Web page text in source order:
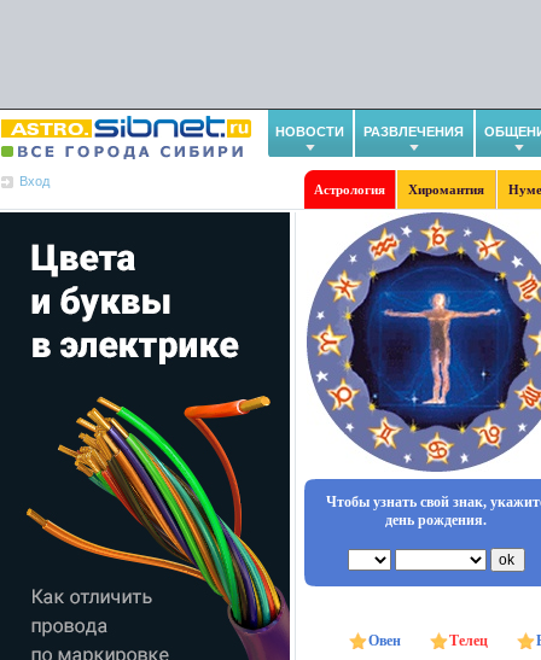
НОВОСТИ РАЗВЛЕЧЕНИЯ
Вход
Астрология Хиромантия
Чтобы узнать свой знак,
день рождения.
Овен Телец